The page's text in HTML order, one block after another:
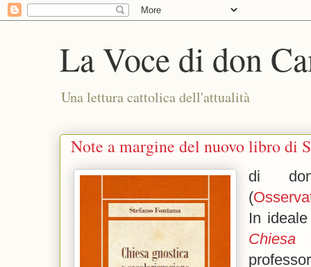
La Voce di don
Una lettura cattolica dell'attualità
Note a margine del nuovo libro di
di
(
In